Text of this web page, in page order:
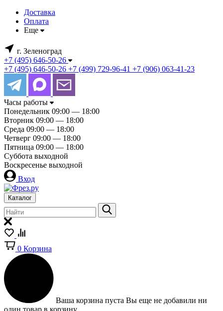
Доставка
Оплата
Еще
г. Зеленоград
+7 (495) 646-50-26
+7 (495) 646-50-26 +7 (499) 729-96-41 +7 (906) 063-41-23
Часы работы
Понедельник 09:00 — 18:00
Вторник 09:00 — 18:00
Среда 09:00 — 18:00
Четверг 09:00 — 18:00
Пятница 09:00 — 18:00
Суббота выходной
Воскресенье выходной
Вход
Каталог
0 Корзина
Ваша корзина пуста Вы еще не добавили ни
один товар в корзину